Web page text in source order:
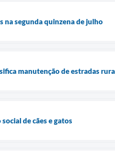
segunda quinzena de julho
manutenção de estradas
de cães e gatos